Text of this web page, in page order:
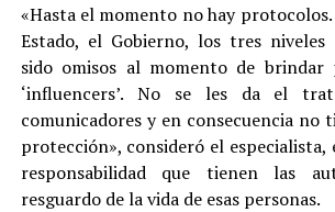
«Hasta el momento no hay
Estado, el Gobierno, los tres niveles
sido omisos al momento de
‘influencers’. No se les da el
comunicadores y en consecuencia no
protección», consideró el especialista,
responsabilidad que tienen las
resguardo de la vida de esas personas.